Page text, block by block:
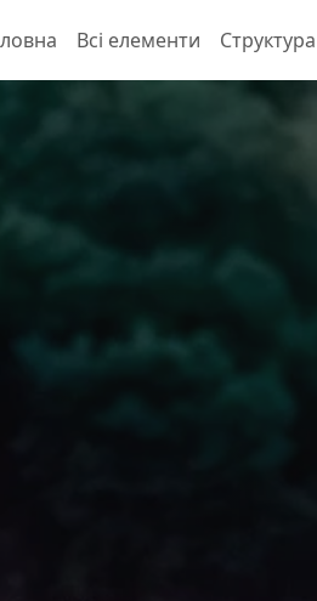
Всі елементи Структура